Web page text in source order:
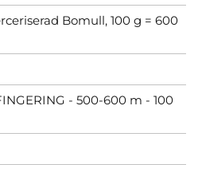
Bomull, 100 g = 600
- 500-600 m - 100